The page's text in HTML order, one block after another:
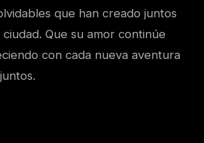
que han creado juntos
Que su amor continúe
con cada nueva aventura